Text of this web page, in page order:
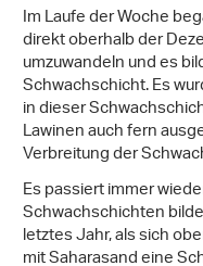
Im Laufe der Woche
direkt oberhalb der
umzuwandeln und es
Schwachschicht. Es
in dieser
Lawinen auch fern
Verbreitung der
Es passiert immer
Schwachschichten
letztes Jahr, als sich